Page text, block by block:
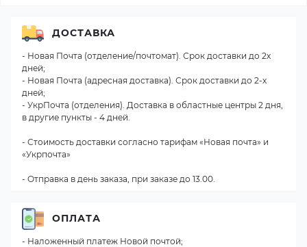
ДОСТАВКА
- Новая Почта (отделение/почтомат). Срок доставки до 2х
дней;
- Новая Почта (адресная доставка). Срок доставки до 2-х
дней;
- УкрПочта (отделения). Доставка в областные центры 2 дня,
в другие пункты - 4 дней.
- Стоимость доставки согласно тарифам «Новая почта» и
«Укрпочта»
- Отправка в день заказа, при заказе до 13.00.
ОПЛАТА
- Наложенный платеж Новой почтой;